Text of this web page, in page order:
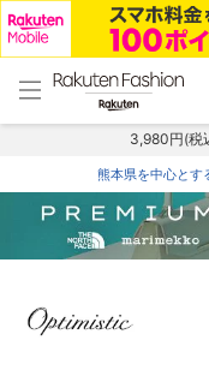
menu home
トップ
3,980円(税
熊本県を中心とす